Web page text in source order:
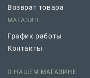
Возврат товара
МАГАЗИН
График работы
Контакты
О НАШЕМ МАГАЗИНЕ